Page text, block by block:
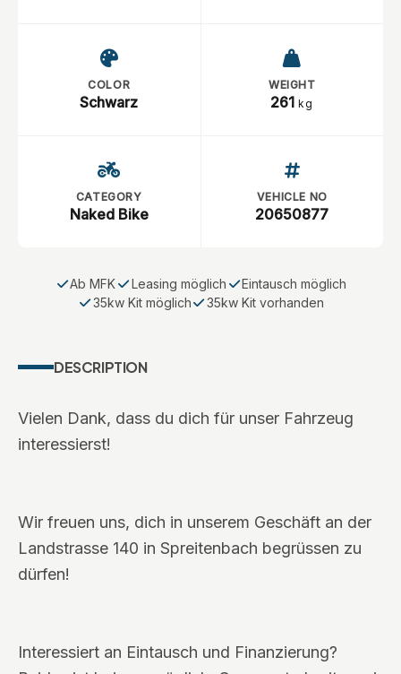
COLOR
Schwarz
WEIGHT
261kg
CATEGORY
Naked Bike
VEHICLE NO
20650877
Ab MFK Leasing möglich
Eintausch möglich
35kw Kit möglich
35kw Kit vorhanden
DESCRIPTION
Vielen Dank, dass du dich für unser Fahrzeug
interessierst!
Wir freuen uns, dich in unserem Geschäft an der
Landstrasse 140 in Spreitenbach begrüssen zu
dürfen!
Interessiert an Eintausch und Finanzierung?